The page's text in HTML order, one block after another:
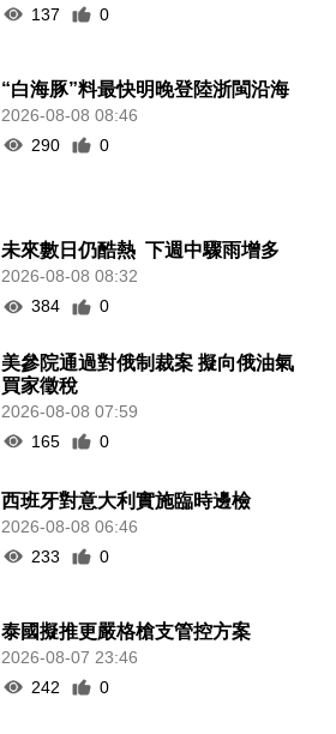
137
0
“白海豚”料最快明晚登陸浙閩沿海
2026-08-08 08:46
290
0
未來數日仍酷熱 下週中驟雨增多
2026-08-08 08:32
384
0
美參院通過對俄制裁案 擬向俄油氣
買家徵稅
2026-08-08 07:59
165
0
西班牙對意大利實施臨時邊檢
2026-08-08 06:46
233
0
泰國擬推更嚴格槍支管控方案
2026-08-07 23:46
242
0